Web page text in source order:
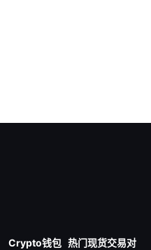
Crypto钱包 热门现货交易对